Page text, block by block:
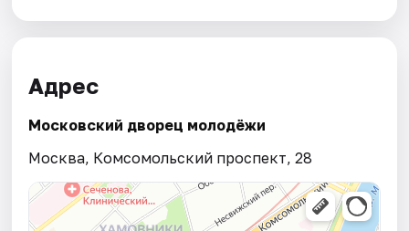
Адрес
Московский дворец молодёжи
Москва, Комсомольский проспект, 28